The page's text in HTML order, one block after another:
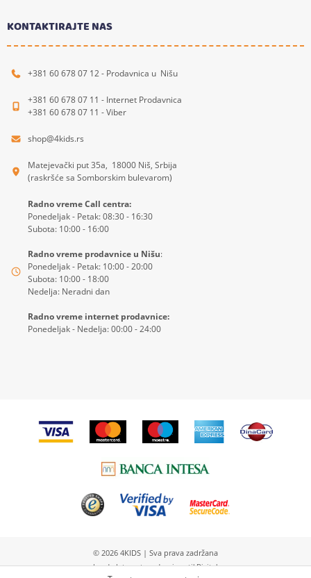
KONTAKTIRAJTE NAS
+381 60 678 07 12 - Prodavnica u Nišu
+381 60 678 07 11 - Internet Prodavnica
+381 60 678 07 11 - Viber
shop@4kids.rs
Matejevački put 35a, 18000 Niš, Srbija
(raskršće sa Somborskim bulevarom)
Radno vreme Call centra:
Ponedeljak - Petak: 08:30 - 16:30
Subota: 10:00 - 16:00
Radno vreme prodavnice u Nišu:
Ponedeljak - Petak: 10:00 - 20:00
Subota: 10:00 - 18:00
Nedelja: Neradni dan
Radno vreme internet prodavnice:
Ponedeljak - Nedelja: 00:00 - 24:00
© 2026 4KIDS | Sva prava zadržana
Izrada Internet prodavnice etikDigital